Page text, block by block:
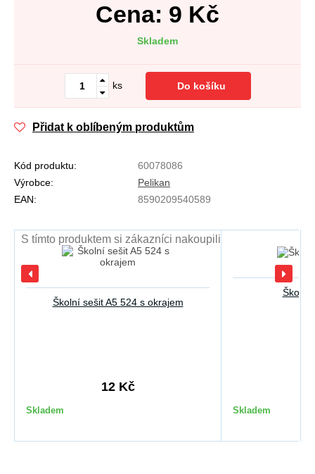
Cena: 9 Kč
Skladem
ks Do košíku
Přidat k oblíbeným produktům
Kód produktu:
60078086
Výrobce:
Pelikan
EAN:
8590209540589
S tímto produktem si zákazníci nakoupili
Školní sešit A5 524 s okrajem
12 Kč
Skladem
Školní
Skladem